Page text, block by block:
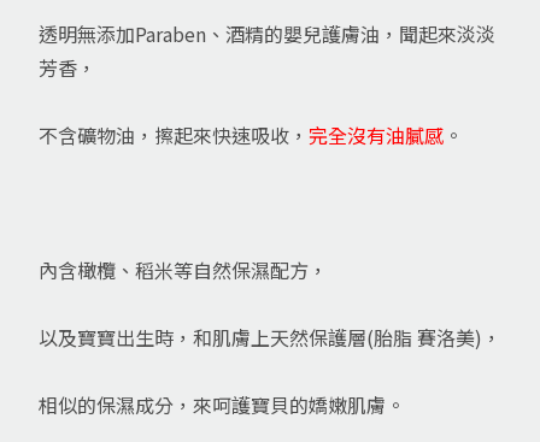
透明無添加Paraben、酒精的嬰兒護膚油，聞起來淡淡
芳香，
不含礦物油，擦起來快速吸收， 完全沒有油膩感 。
內含橄欖、稻米等自然保濕配方，
以及寶寶出生時，和肌膚上天然保護層(胎脂 賽洛美)，
相似的保濕成分，來呵護寶貝的嬌嫩肌膚。